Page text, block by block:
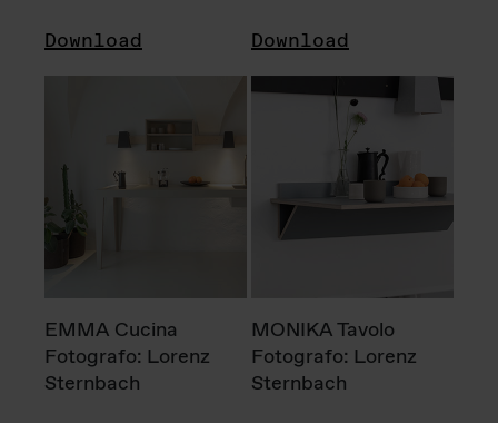
Download Download
EMMA Cucina
Fotografo: Lorenz
Sternbach
MONIKA Tavolo
Fotografo: Lorenz
Sternbach